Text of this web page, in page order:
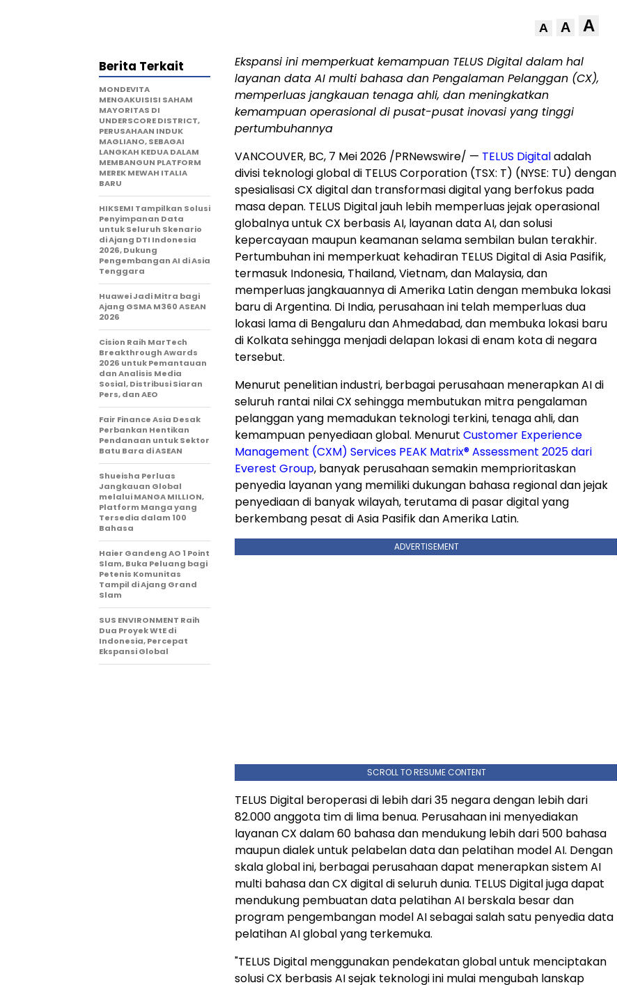
A A A
Ekspansi ini memperkuat kemampuan TELUS Digital dalam hal
layanan data AI multi bahasa dan Pengalaman Pelanggan (CX),
memperluas jangkauan tenaga ahli, dan meningkatkan
kemampuan operasional di pusat-pusat inovasi yang tinggi
pertumbuhannya
VANCOUVER, BC, 7 Mei 2026 /PRNewswire/ — TELUS Digitaladalah
divisi teknologi global di TELUS Corporation (TSX: T) (NYSE: TU) dengan
spesialisasi CX digital dan transformasi digital yang berfokus pada
masa depan. TELUS Digital jauh lebih memperluas jejak operasional
globalnya untuk CX berbasis AI, layanan data AI, dan solusi
kepercayaan maupun keamanan selama sembilan bulan terakhir.
Pertumbuhan ini memperkuat kehadiran TELUS Digital di Asia Pasifik,
termasuk Indonesia, Thailand, Vietnam, dan Malaysia, dan
memperluas jangkauannya di Amerika Latin dengan membuka lokasi
baru di Argentina. Di India, perusahaan ini telah memperluas dua
lokasi lama di Bengaluru dan Ahmedabad, dan membuka lokasi baru
di Kolkata sehingga menjadi delapan lokasi di enam kota di negara
tersebut.
Menurut penelitian industri, berbagai perusahaan menerapkan AI di
seluruh rantai nilai CX sehingga membutukan mitra pengalaman
pelanggan yang memadukan teknologi terkini, tenaga ahli, dan
kemampuan penyediaan global. Menurut Customer Experience
Management (CXM) Services PEAK Matrix® Assessment 2025 dari
Everest Group, banyak perusahaan semakin memprioritaskan
penyedia layanan yang memiliki dukungan bahasa regional dan jejak
penyediaan di banyak wilayah, terutama di pasar digital yang
berkembang pesat di Asia Pasifik dan Amerika Latin.
ADVERTISEMENT
SCROLL TO RESUME CONTENT
TELUS Digital beroperasi di lebih dari 35 negara dengan lebih dari
82.000 anggota tim di lima benua. Perusahaan ini menyediakan
layanan CX dalam 60 bahasa dan mendukung lebih dari 500 bahasa
maupun dialek untuk pelabelan data dan pelatihan model AI. Dengan
skala global ini, berbagai perusahaan dapat menerapkan sistem AI
multi bahasa dan CX digital di seluruh dunia. TELUS Digital juga dapat
mendukung pembuatan data pelatihan AI berskala besar dan
program pengembangan model AI sebagai salah satu penyedia data
pelatihan AI global yang terkemuka.
"TELUS Digital menggunakan pendekatan global untuk menciptakan
solusi CX berbasis AI sejak teknologi ini mulai mengubah lanskap
Berita Terkait
MONDEVITA
MENGAKUISISI SAHAM
MAYORITAS DI
UNDERSCORE DISTRICT,
PERUSAHAAN INDUK
MAGLIANO, SEBAGAI
LANGKAH KEDUA DALAM
MEMBANGUN PLATFORM
MEREK MEWAH ITALIA
BARU
HIKSEMI Tampilkan Solusi
Penyimpanan Data
untuk Seluruh Skenario
di Ajang DTI Indonesia
2026, Dukung
Pengembangan AI di Asia
Tenggara
Huawei Jadi Mitra bagi
Ajang GSMA M360 ASEAN
2026
Cision Raih MarTech
Breakthrough Awards
2026 untuk Pemantauan
dan Analisis Media
Sosial, Distribusi Siaran
Pers, dan AEO
Fair Finance Asia Desak
Perbankan Hentikan
Pendanaan untuk Sektor
Batu Bara di ASEAN
Shueisha Perluas
Jangkauan Global
melalui MANGA MILLION,
Platform Manga yang
Tersedia dalam 100
Bahasa
Haier Gandeng AO 1 Point
Slam, Buka Peluang bagi
Petenis Komunitas
Tampil di Ajang Grand
Slam
SUS ENVIRONMENT Raih
Dua Proyek WtE di
Indonesia, Percepat
Ekspansi Global